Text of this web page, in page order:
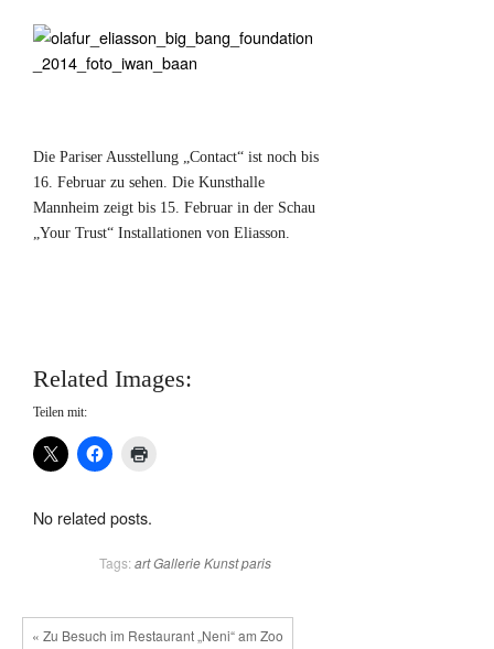
Die Pariser Ausstellung „Contact“ ist noch bis
16. Februar zu sehen. Die Kunsthalle
Mannheim zeigt bis 15. Februar in der Schau
„Your Trust“ Installationen von Eliasson.
Related Images:
Teilen mit:
No related posts.
Tags: artGallerieKunstparis
« Zu Besuch im Restaurant „Neni“ am Zoo